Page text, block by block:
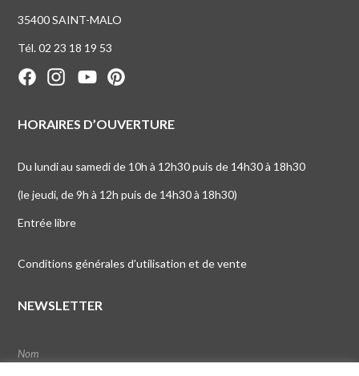
35400 SAINT-MALO
Tél. 02 23 18 19 53
HORAIRES D’OUVERTURE
Du lundi au samedi de 10h à 12h30 puis de 14h30 à 18h30
(le jeudi, de 9h à 12h puis de 14h30 à 18h30)
Entrée libre
Conditions générales d’utilisation et de vente
NEWSLETTER